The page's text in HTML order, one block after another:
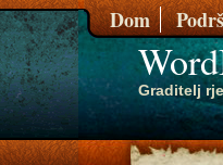
Graditelj
Dom